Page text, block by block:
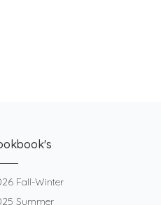
Fall-Winter
Summer